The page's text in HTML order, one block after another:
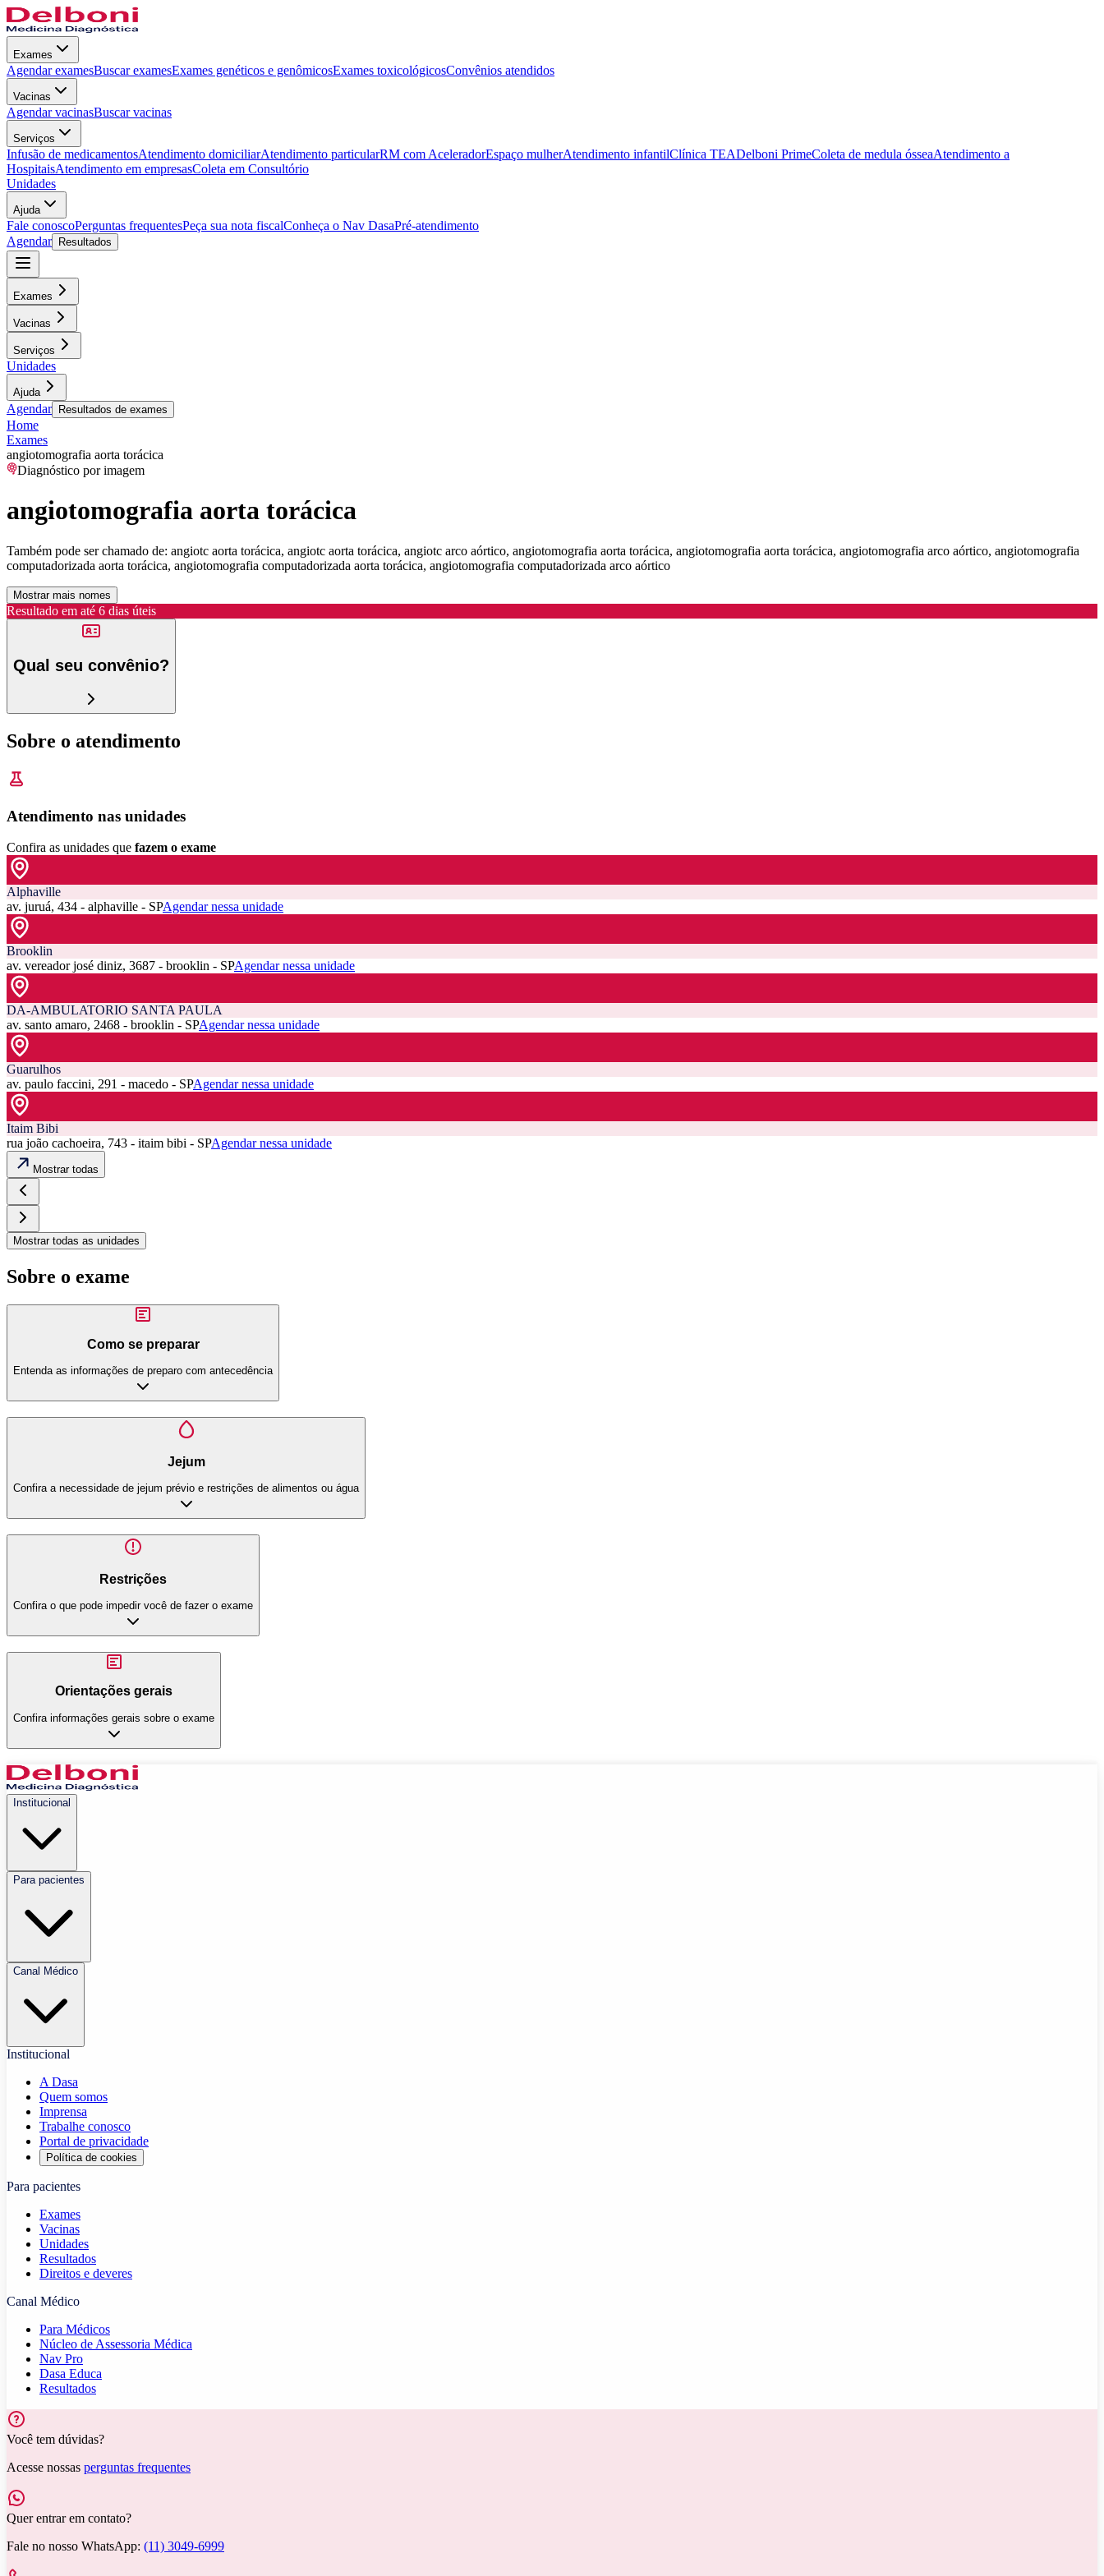
Exames
Agendar examesBuscar examesExames genéticos e genômicosExames toxicológicosConvênios atendidos
Vacinas
Agendar vacinasBuscar vacinas
Serviços
Infusão de medicamentosAtendimento domiciliarAtendimento particularRM com AceleradorEspaço mulherAtendimento infantilClínica TEADelboni PrimeColeta de medula ósseaAtendimento a
HospitaisAtendimento em empresasColeta em Consultório
Unidades
Ajuda
Fale conoscoPerguntas frequentesPeça sua nota fiscalConheça o Nav DasaPré-atendimento
Agendar
Resultados
Exames
Vacinas
Serviços
Unidades
Ajuda
Agendar Resultados de exames
Home
Exames
angiotomografia aorta torácica
Diagnóstico por imagem
angiotomografia aorta torácica
Também pode ser chamado de: angiotc aorta torácica, angiotc aorta torácica, angiotc arco aórtico, angiotomografia aorta torácica, angiotomografia aorta torácica, angiotomografia arco aórtico, angiotomografia
computadorizada aorta torácica, angiotomografia computadorizada aorta torácica, angiotomografia computadorizada arco aórtico
Mostrar mais nomes
Resultado em até 6 dias úteis
Qual seu convênio?
Sobre o atendimento
Atendimento nas unidades
Confira as unidades que fazem o exame
Alphaville
av. juruá, 434 - alphaville - SPAgendar nessa unidade
Brooklin
av. vereador josé diniz, 3687 - brooklin - SPAgendar nessa unidade
DA-AMBULATORIO SANTA PAULA
av. santo amaro, 2468 - brooklin - SPAgendar nessa unidade
Guarulhos
av. paulo faccini, 291 - macedo - SPAgendar nessa unidade
Itaim Bibi
rua joão cachoeira, 743 - itaim bibi - SPAgendar nessa unidade
Mostrar todas
Mostrar todas as unidades
Sobre o exame
Como se preparar
Entenda as informações de preparo com antecedência
Jejum
Confira a necessidade de jejum prévio e restrições de alimentos ou água
Restrições
Confira o que pode impedir você de fazer o exame
Orientações gerais
Confira informações gerais sobre o exame
Institucional
Para pacientes
Canal Médico
Institucional
A Dasa
Quem somos
Imprensa
Trabalhe conosco
Portal de privacidade
Política de cookies
Para pacientes
Exames
Vacinas
Unidades
Resultados
Direitos e deveres
Canal Médico
Para Médicos
Núcleo de Assessoria Médica
Nav Pro
Dasa Educa
Resultados
Você tem dúvidas?
Acesse nossas perguntas frequentes
Quer entrar em contato?
Fale no nosso WhatsApp: (11) 3049-6999